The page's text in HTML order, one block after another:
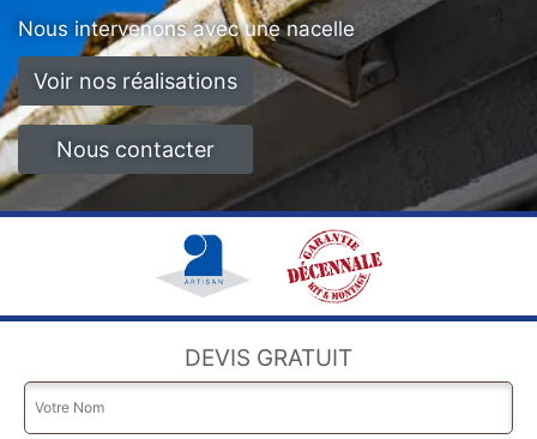
Nous intervenons avec une nacelle
Voir nos réalisations
Nous contacter
DEVIS GRATUIT